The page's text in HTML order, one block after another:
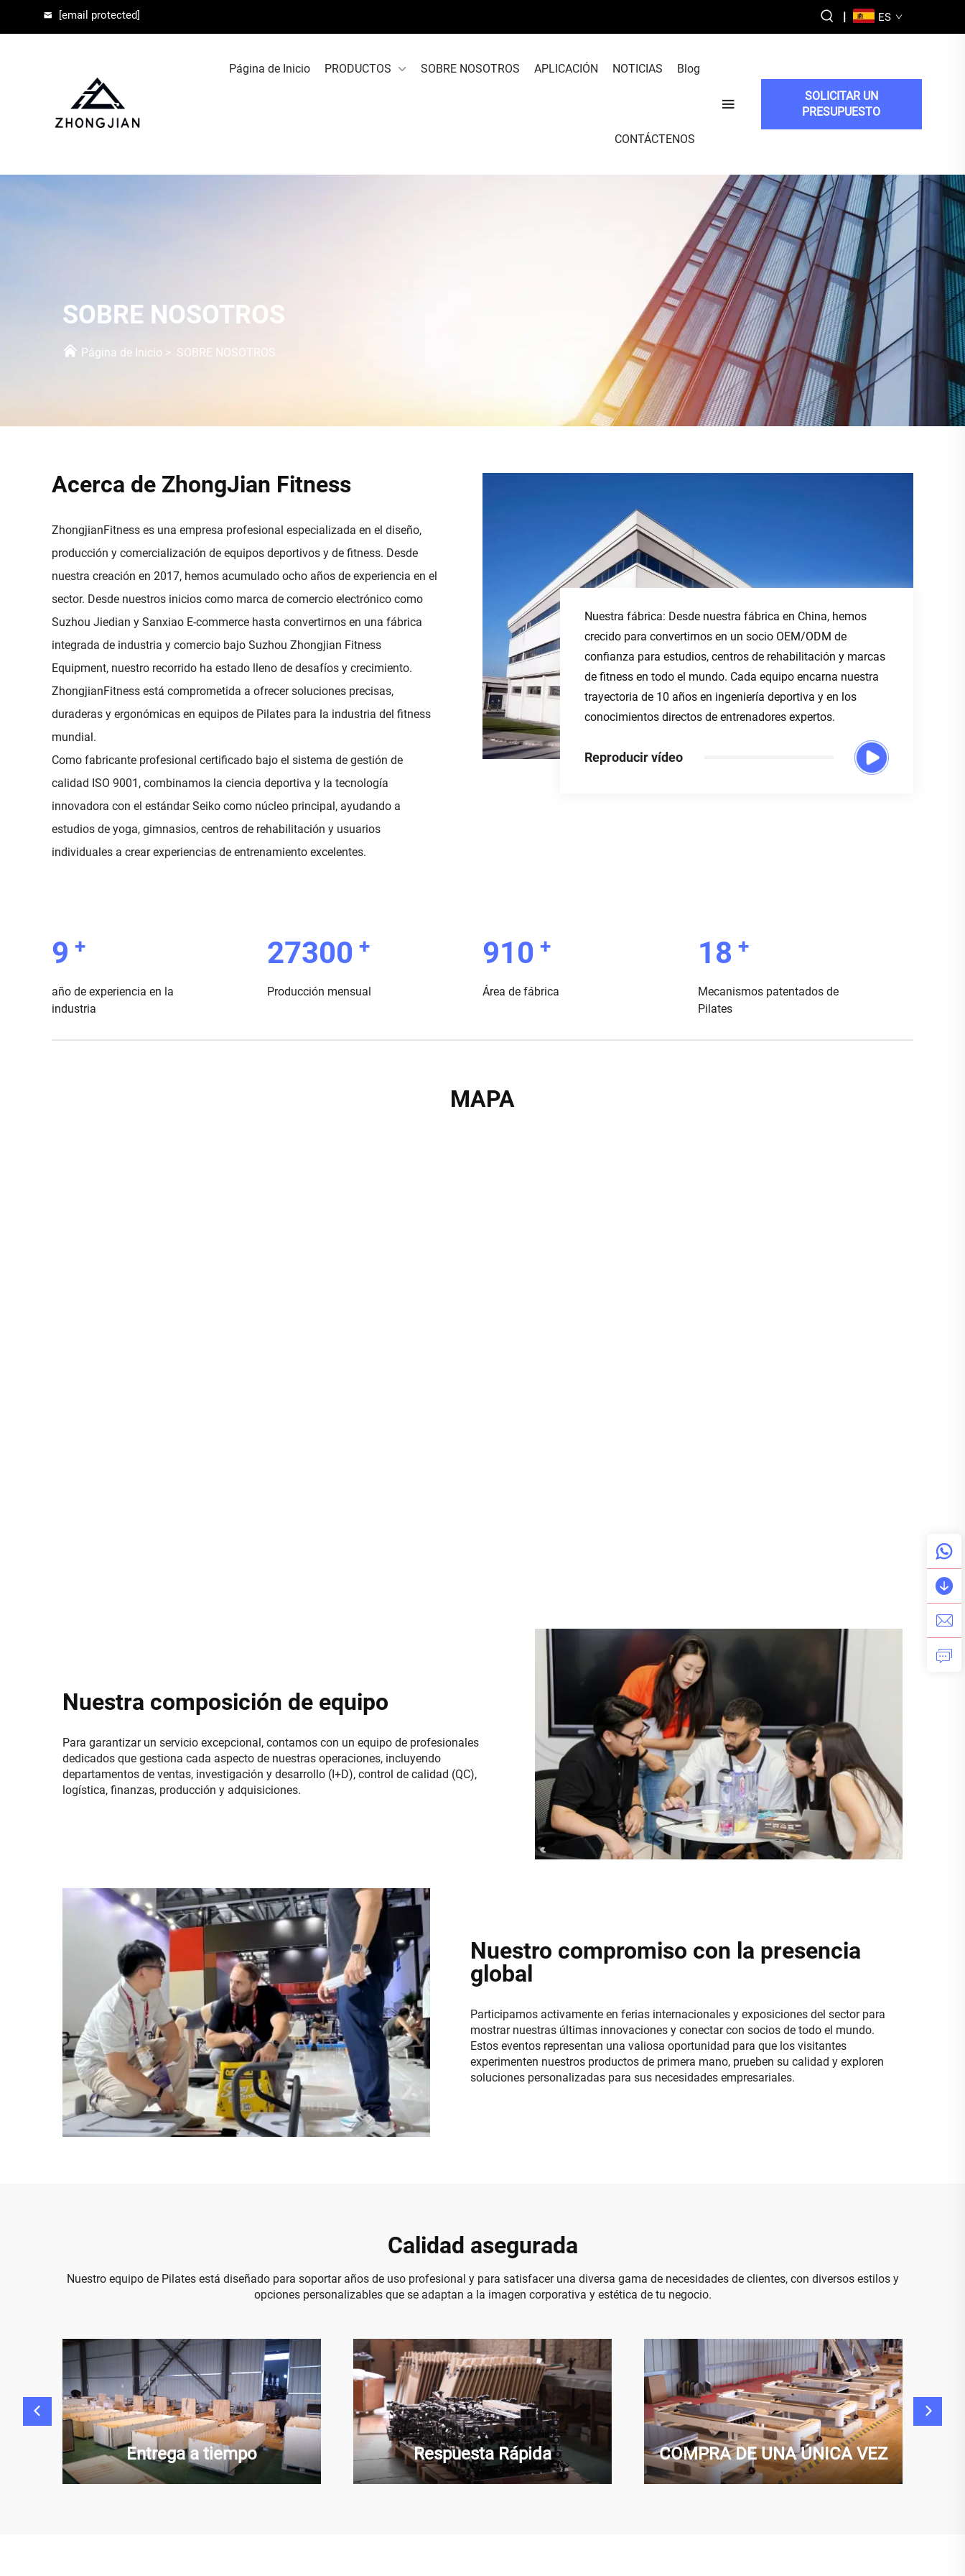
[email protected] | ES
Página de Inicio PRODUCTOS SOBRE NOSOTROS APLICACIÓN NOTICIAS Blog
CONTÁCTENOS
SOLICITAR UN
PRESUPUESTO
SOBRE NOSOTROS
Página de Inicio > SOBRE NOSOTROS
Acerca de ZhongJian Fitness
ZhongjianFitness es una empresa profesional especializada en el diseño,
producción y comercialización de equipos deportivos y de fitness. Desde
nuestra creación en 2017, hemos acumulado ocho años de experiencia en el
sector. Desde nuestros inicios como marca de comercio electrónico como
Suzhou Jiedian y Sanxiao E-commerce hasta convertirnos en una fábrica
integrada de industria y comercio bajo Suzhou Zhongjian Fitness
Equipment, nuestro recorrido ha estado lleno de desafíos y crecimiento.
ZhongjianFitness está comprometida a ofrecer soluciones precisas,
duraderas y ergonómicas en equipos de Pilates para la industria del fitness
mundial.
Como fabricante profesional certificado bajo el sistema de gestión de
calidad ISO 9001, combinamos la ciencia deportiva y la tecnología
innovadora con el estándar Seiko como núcleo principal, ayudando a
estudios de yoga, gimnasios, centros de rehabilitación y usuarios
individuales a crear experiencias de entrenamiento excelentes.
Nuestra fábrica: Desde nuestra fábrica en China, hemos
crecido para convertirnos en un socio OEM/ODM de
confianza para estudios, centros de rehabilitación y marcas
de fitness en todo el mundo. Cada equipo encarna nuestra
trayectoria de 10 años en ingeniería deportiva y en los
conocimientos directos de entrenadores expertos.
Reproducir vídeo
10
año de experiencia en la
industria
30000 +
Producción mensual
1000
Área de fábrica
20 +
Mecanismos patentados de
Pilates
MAPA
Nuestra composición de equipo
Para garantizar un servicio excepcional, contamos con un equipo de profesionales
dedicados que gestiona cada aspecto de nuestras operaciones, incluyendo
departamentos de ventas, investigación y desarrollo (I+D), control de calidad (QC),
logística, finanzas, producción y adquisiciones.
Nuestro compromiso con la presencia
global
Participamos activamente en ferias internacionales y exposiciones del sector para
mostrar nuestras últimas innovaciones y conectar con socios de todo el mundo.
Estos eventos representan una valiosa oportunidad para que los visitantes
experimenten nuestros productos de primera mano, prueben su calidad y exploren
soluciones personalizadas para sus necesidades empresariales.
Calidad asegurada
Nuestro equipo de Pilates está diseñado para soportar años de uso profesional y para satisfacer una diversa gama de necesidades de clientes, con diversos estilos y
opciones personalizables que se adaptan a la imagen corporativa y estética de tu negocio.
Entrega a tiempo Respuesta Rápida COMPRA DE UNA ÚNICA VEZ